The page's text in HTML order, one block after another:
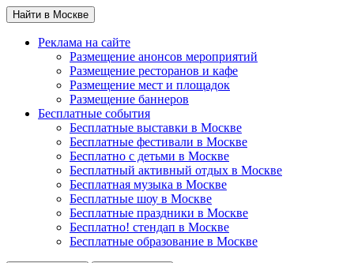
Найти в Москве
Реклама на сайте
Размещение анонсов мероприятий
Размещение ресторанов и кафе
Размещение мест и площадок
Размещение баннеров
Бесплатные события
Бесплатные выставки в Москве
Бесплатные фестивали в Москве
Бесплатно с детьми в Москве
Бесплатный активный отдых в Москве
Бесплатная музыка в Москве
Бесплатные шоу в Москве
Бесплатные праздники в Москве
Бесплатно! стендап в Москве
Бесплатные образование в Москве